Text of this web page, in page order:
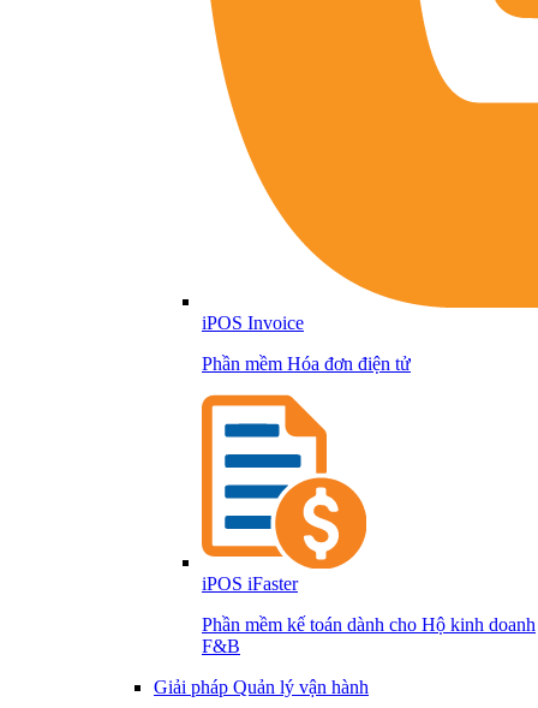
iPOS Invoice
Phần mềm Hóa đơn điện tử
iPOS iFaster
Phần mềm kế toán dành cho Hộ kinh doanh
F&B
Giải pháp Quản lý vận hành